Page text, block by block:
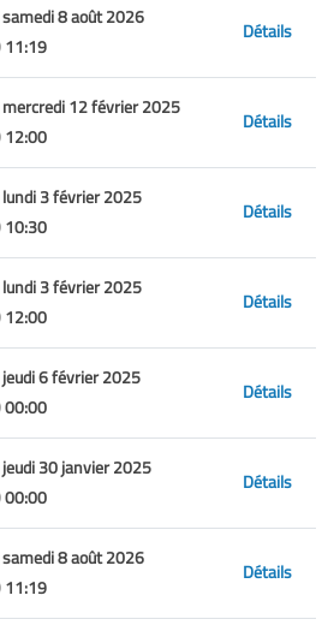
samedi 8 août 2026
11:19
Détails
mercredi 12 février 2025
12:00
Détails
lundi 3 février 2025
10:30
Détails
lundi 3 février 2025
12:00
Détails
jeudi 6 février 2025
00:00
Détails
jeudi 30 janvier 2025
00:00
Détails
samedi 8 août 2026
11:19
Détails